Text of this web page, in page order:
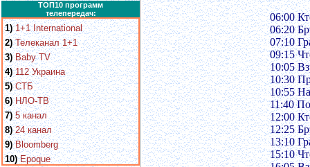
ТОП10 программ
телепередач:
1) 1+1 International
2) Телеканал 1+1
3) Baby TV
4) 112 Украина
5) СТБ
6) НЛО-ТВ
7) 5 канал
8) 24 канал
9) Bloomberg
10) Epoque
06:00
06:20
07:10
09:15
10:05
10:30
10:55
11:40
12:00
12:25
13:10
15:10